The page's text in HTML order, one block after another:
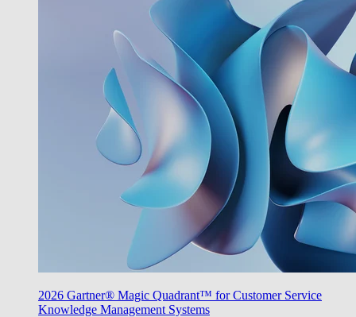
2026 Gartner® Magic Quadrant™ for Customer Service
Knowledge Management Systems